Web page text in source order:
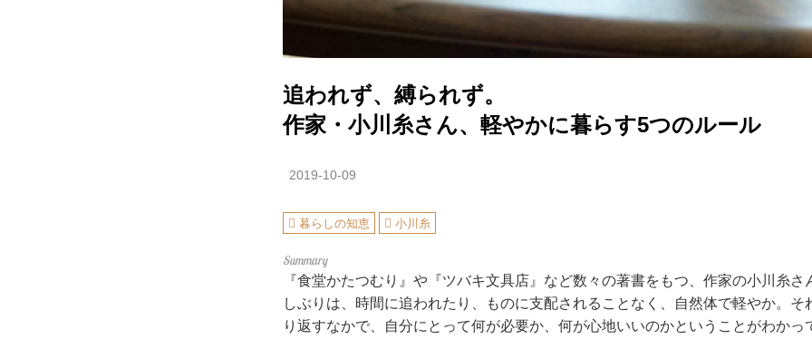
追われず、縛られず。
作家・小川糸さん、軽やかに暮らす5つのルール
2019-10-09
暮らしの知恵 小川糸
『食堂かたつむり』や『ツバキ文具店』など数々の著書をもつ、作家の小川糸さ
しぶりは、時間に追われたり、ものに支配されることなく、自然体で軽やか。そ
り返すなかで、自分にとって何が必要か、何が心地いいのかということがわかっ